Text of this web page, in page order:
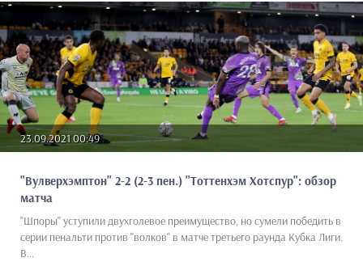
23.09.2021 00:49
"Вулверхэмптон" 2-2 (2-3 пен.) "Тоттенхэм Хотспур": обзор
матча
"Шпоры" уступили двухголевое преимущество, но сумели победить в
серии пенальти против "волков" в матче третьего раунда Кубка Лиги.
В...